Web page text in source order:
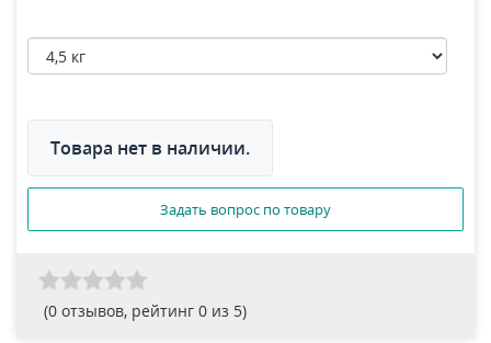
Товара нет в наличии.
Задать вопрос по товару
(0 отзывов, рейтинг 0 из 5)